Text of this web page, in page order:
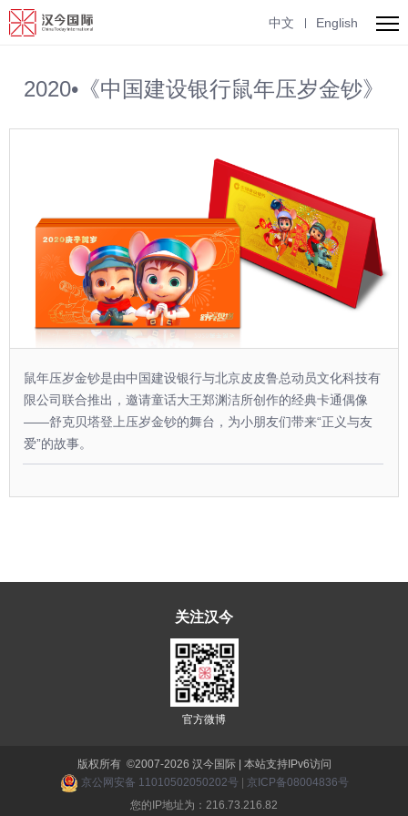
中文 English
2020•《中国建设银行鼠年压岁金钞》
鼠年压岁金钞是由中国建设银行与北京皮皮鲁总动员文化科技有
限公司联合推出，邀请童话大王郑渊洁所创作的经典卡通偶像
——舒克贝塔登上压岁金钞的舞台，为小朋友们带来“正义与友
爱”的故事。
关注汉今
官方微博
版权所有 ©2007-2026 汉今国际 | 本站支持IPv6访问
京公网安备 11010502050202号|
京ICP备08004836号
您的IP地址为：216.73.216.82